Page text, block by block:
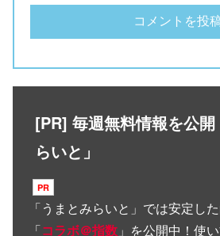
[PR] 毎週無料情報を公
らいと」
「うまとみらいと 」では安定し
「コラボ＠指数 」を公開中！使